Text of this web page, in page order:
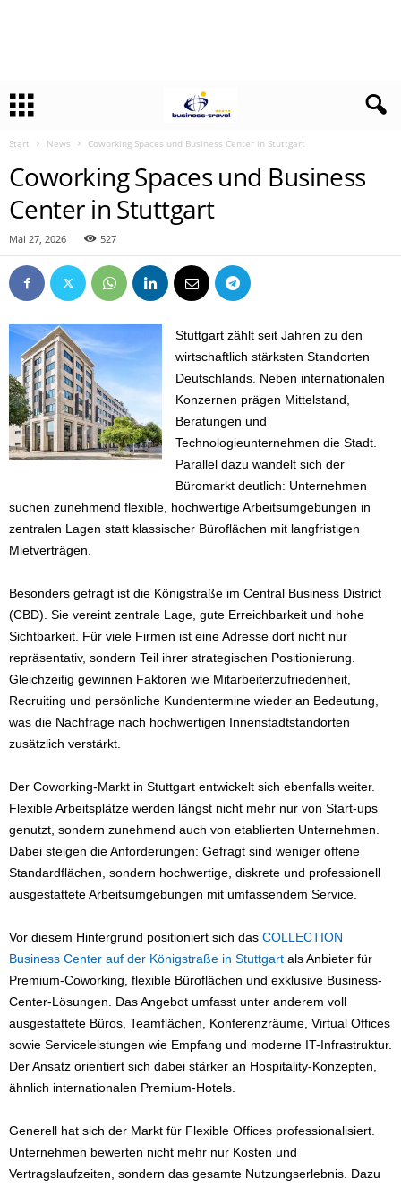
Start News Coworking Spaces und Business Center in Stuttgart
Coworking Spaces und Business
Center in Stuttgart
Mai 27, 2026 527
Stuttgart zählt seit Jahren zu den
wirtschaftlich stärksten Standorten
Deutschlands. Neben internationalen
Konzernen prägen Mittelstand,
Beratungen und
Technologieunternehmen die Stadt.
Parallel dazu wandelt sich der
Büromarkt deutlich: Unternehmen
suchen zunehmend flexible, hochwertige Arbeitsumgebungen in
zentralen Lagen statt klassischer Büroflächen mit langfristigen
Mietverträgen.
Besonders gefragt ist die Königstraße im Central Business District
(CBD). Sie vereint zentrale Lage, gute Erreichbarkeit und hohe
Sichtbarkeit. Für viele Firmen ist eine Adresse dort nicht nur
repräsentativ, sondern Teil ihrer strategischen Positionierung.
Gleichzeitig gewinnen Faktoren wie Mitarbeiterzufriedenheit,
Recruiting und persönliche Kundentermine wieder an Bedeutung,
was die Nachfrage nach hochwertigen Innenstadtstandorten
zusätzlich verstärkt.
Der Coworking-Markt in Stuttgart entwickelt sich ebenfalls weiter.
Flexible Arbeitsplätze werden längst nicht mehr nur von Start-ups
genutzt, sondern zunehmend auch von etablierten Unternehmen.
Dabei steigen die Anforderungen: Gefragt sind weniger offene
Standardflächen, sondern hochwertige, diskrete und professionell
ausgestattete Arbeitsumgebungen mit umfassendem Service.
Vor diesem Hintergrund positioniert sich das COLLECTION
Business Center auf der Königstraße in Stuttgart als Anbieter für
Premium-Coworking, flexible Büroflächen und exklusive Business-
Center-Lösungen. Das Angebot umfasst unter anderem voll
ausgestattete Büros, Teamflächen, Konferenzräume, Virtual Offices
sowie Serviceleistungen wie Empfang und moderne IT-Infrastruktur.
Der Ansatz orientiert sich dabei stärker an Hospitality-Konzepten,
ähnlich internationalen Premium-Hotels.
Generell hat sich der Markt für Flexible Offices professionalisiert.
Unternehmen bewerten nicht mehr nur Kosten und
Vertragslaufzeiten, sondern das gesamte Nutzungserlebnis. Dazu